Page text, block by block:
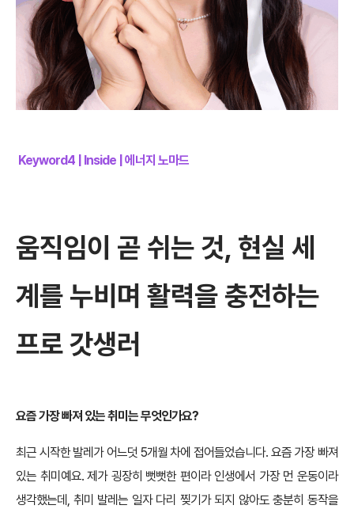
Keyword4 | Inside | 에너지 노마드
움직임이 곧 쉬는 것, 현실 세
계를 누비며 활력을 충전하는
프로 갓생러
요즘 가장 빠져 있는 취미는 무엇인가요?
최근 시작한 발레가 어느덧 5개월 차에 접어들었습니다. 요즘 가장 빠져
있는 취미예요. 제가 굉장히 뻣뻣한 편이라 인생에서 가장 먼 운동이라
생각했는데, 취미 발레는 일자 다리 찢기가 되지 않아도 충분히 동작을